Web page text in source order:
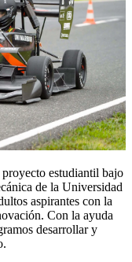
proyecto estudiantil bajo
de la Universidad
aspirantes con la
Con la ayuda
desarrollar y